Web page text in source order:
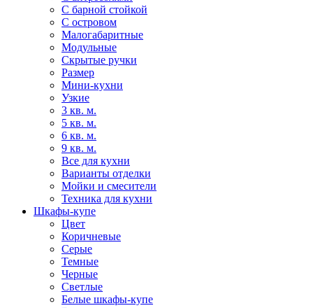
С барной стойкой
С островом
Малогабаритные
Модульные
Скрытые ручки
Размер
Мини-кухни
Узкие
3 кв. м.
5 кв. м.
6 кв. м.
9 кв. м.
Все для кухни
Варианты отделки
Мойки и смесители
Техника для кухни
Шкафы-купе
Цвет
Коричневые
Серые
Темные
Черные
Светлые
Белые шкафы-купе